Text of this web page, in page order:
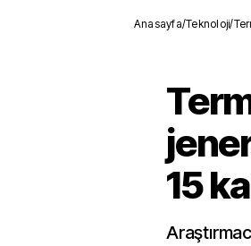
Anasayfa/Teknoloji/
15